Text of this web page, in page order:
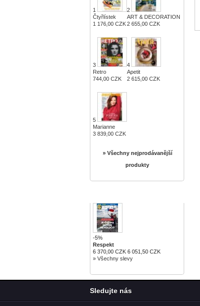
1
Čtyřlístek
1 176,00 CZK
2
ART & DECORATION
2 655,00 CZK
3
Retro
744,00 CZK
4
Apetit
2 615,00 CZK
5
Marianne
3 839,00 CZK
» Všechny nejprodávanější
produkty
-5%
Respekt
6 370,00 CZK 6 051,50 CZK
» Všechny slevy
Sledujte nás